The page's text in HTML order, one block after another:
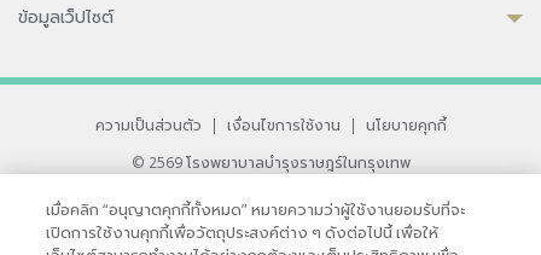
ข้อมูลเว็ปไซต์
ความเป็นส่วนตัว | เงื่อนไขการใช้งาน |
นโยบายคุกกี้
© 2569 โรงพยาบาลบำรุงราษฎร์ในกรุงเทพ
33 สุขุมวิท ซอย 3 เขตวัฒนา กรุงเทพ 10110 ประเทศไทย
หากท่านมีข้อคิดเห็นหรือปัญหาในการใช้เว็บไซต์ของเรา
เมื่อคลิก “อนุญาตคุกกี้ทั้งหมด” หมายความว่าผู้ใช้งานยอมรับที่จะ
เปิดการใช้งานคุกกี้เพื่อวัตถุประสงค์ต่าง ๆ ดังต่อไปนี้ เพื่อให้